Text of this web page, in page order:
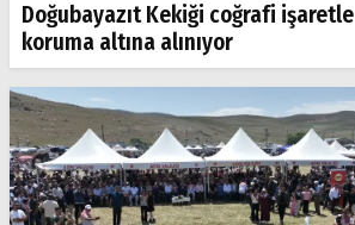
Doğubayazıt Kekiği coğrafi işaretle
koruma altına alınıyor